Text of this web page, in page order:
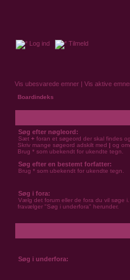
Log ind Tilmeld
Vis ubesvarede emner | Vis aktive
Boardindeks
Søg efter nøgleord:
Sæt + foran et søgeord der skal findes og
Skriv mange søgeord adskilt med | og
Brug * som ubekendt for ukendte tegn.
Søg efter en bestemt forfatter:
Brug * som ubekendt for ukendte tegn.
Søg i fora:
Vælg det forum eller de fora du vil søge
fravælger "Søg i underfora" herunder.
Søg i underfora: